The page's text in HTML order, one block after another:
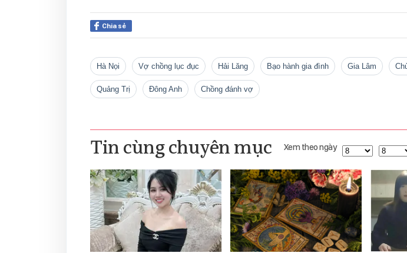
Chia sẻ
Hà Nọi vợ chồng lục đục Hải Lăng bạo hành gia đình Gia Lâm
Quảng Trị Đông Anh chồng đánh vợ
Tin cùng chuyên mục Xem theo ngày